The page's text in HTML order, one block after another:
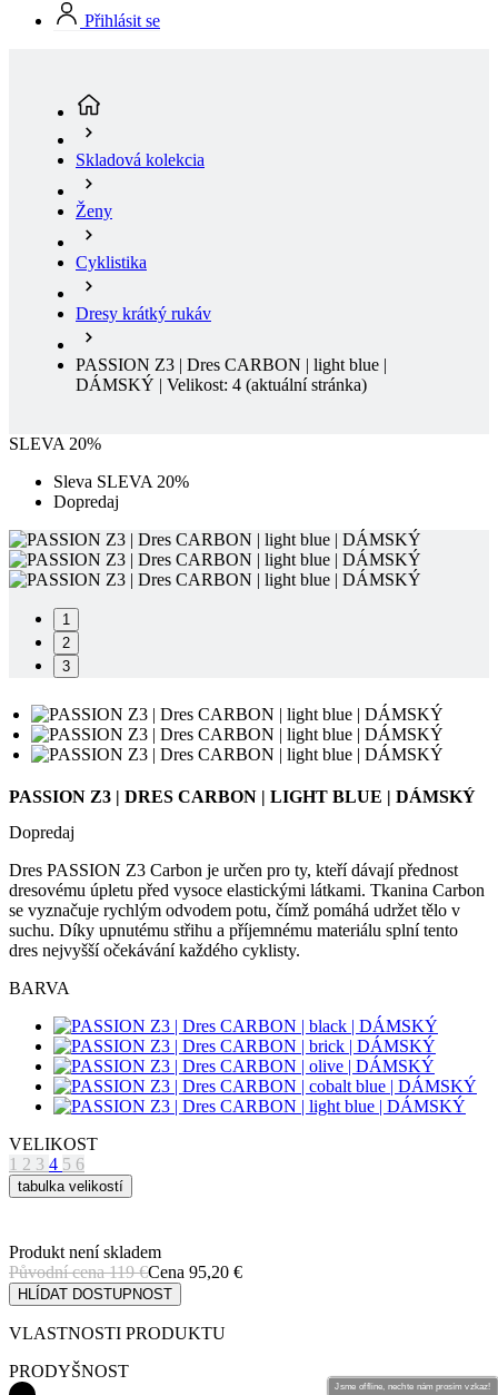
Přihlásit se
Skladová kolekcia
Ženy
Cyklistika
Dresy krátký rukáv
PASSION Z3 | Dres CARBON | light blue |
DÁMSKÝ | Velikost: 4 (aktuální stránka)
SLEVA 20%
Sleva SLEVA 20%
Dopredaj
1
2
3
PASSION Z3 | DRES CARBON | LIGHT BLUE | DÁMSKÝ
Dopredaj
Dres PASSION Z3 Carbon je určen pro ty, kteří dávají přednost
dresovému úpletu před vysoce elastickými látkami. Tkanina Carbon
se vyznačuje rychlým odvodem potu, čímž pomáhá udržet tělo v
suchu. Díky upnutému střihu a příjemnému materiálu splní tento
dres nejvyšší očekávání každého cyklisty.
BARVA
VELIKOST
1 2 3 4 5 6
tabulka velikostí
Produkt není skladem
Cena 95,20 €
Původní cena119 €
HLÍDAT DOSTUPNOST
VLASTNOSTI PRODUKTU
PRODYŠNOST
Jsme offline, nechte nám prosím vzkaz!